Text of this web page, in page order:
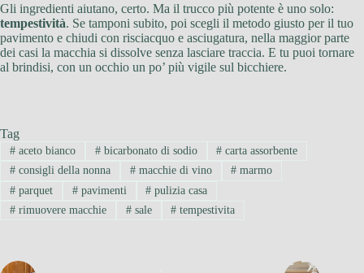
Gli ingredienti aiutano, certo. Ma il trucco più potente è uno solo:
tempestività. Se tamponi subito, poi scegli il metodo giusto per il tuo
pavimento e chiudi con risciacquo e asciugatura, nella maggior parte
dei casi la macchia si dissolve senza lasciare traccia. E tu puoi tornare
al brindisi, con un occhio un po’ più vigile sul bicchiere.
Tag
#aceto bianco #bicarbonato di sodio # carta assorbente
#consigli della nonna #macchie di vino # marmo
#parquet #pavimenti # pulizia casa
#rimuovere macchie #sale # tempestivita